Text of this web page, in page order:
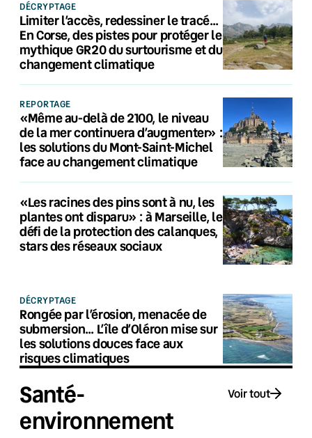
DÉCRYPTAGE
Limiter l’accès, redessiner le tracé…
En Corse, des pistes pour protéger le
mythique GR20 du surtourisme et du
changement climatique
REPORTAGE
«Même au-delà de 2100, le niveau
de la mer continuera d’augmenter» :
les solutions du Mont-Saint-Michel
face au changement climatique
«Les racines des pins sont à nu, les
plantes ont disparu» : à Marseille, le
défi de la protection des calanques,
stars des réseaux sociaux
DÉCRYPTAGE
Rongée par l’érosion, menacée de
submersion… L’île d’Oléron mise sur
les solutions douces face aux
risques climatiques
Santé-
environnement
Voir tout